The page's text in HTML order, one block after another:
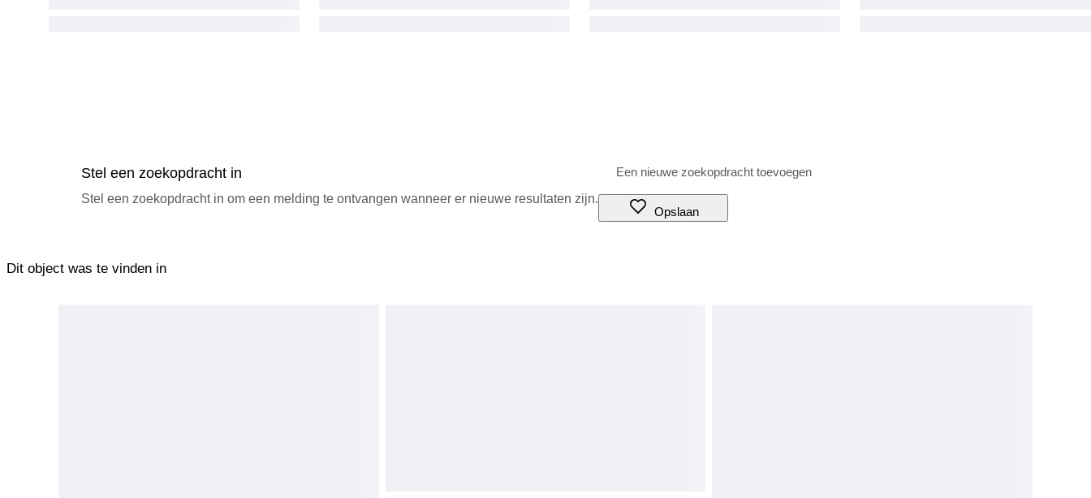
Stel een zoekopdracht in
Stel een zoekopdracht in om een melding te ontvangen wanneer er nieuwe resultaten zijn.
Opslaan
Dit object was te vinden in